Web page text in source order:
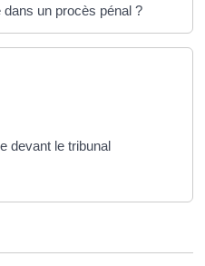
un procès pénal ?
devant le tribunal